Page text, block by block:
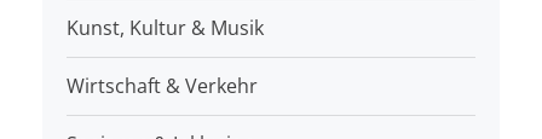
Kunst, Kultur & Musik
Wirtschaft & Verkehr